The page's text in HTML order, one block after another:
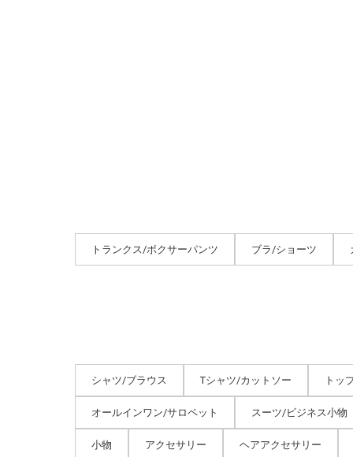
トランクス/ボクサーパンツ ブラ/ショーツ
シャツ/ブラウス Tシャツ/カットソー トッ
オールインワン/サロペット スーツ/ビジネス小物
小物 アクセサリー ヘアアクセサリー